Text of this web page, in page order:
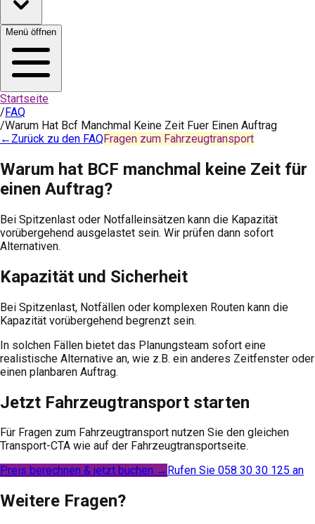
Menü öffnen
Startseite
/FAQ
/Warum Hat Bcf Manchmal Keine Zeit Fuer Einen Auftrag
← Zurück zu den FAQFragen zum Fahrzeugtransport
Warum hat BCF manchmal keine Zeit für
einen Auftrag?
Bei Spitzenlast oder Notfalleinsätzen kann die Kapazität
vorübergehend ausgelastet sein. Wir prüfen dann sofort
Alternativen.
Kapazität und Sicherheit
Bei Spitzenlast, Notfällen oder komplexen Routen kann die
Kapazität vorübergehend begrenzt sein.
In solchen Fällen bietet das Planungsteam sofort eine
realistische Alternative an, wie z.B. ein anderes Zeitfenster oder
einen planbaren Auftrag.
Jetzt Fahrzeugtransport starten
Für Fragen zum Fahrzeugtransport nutzen Sie den gleichen
Transport-CTA wie auf der Fahrzeugtransportseite.
Preis berechnen & jetzt buchen → Rufen Sie 058 30 30 125 an
Weitere Fragen?